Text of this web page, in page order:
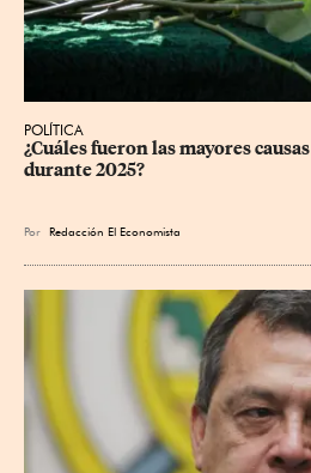
POLÍTICA
¿Cuáles fueron las mayores
durante 2025?
Por Redacción El Economista